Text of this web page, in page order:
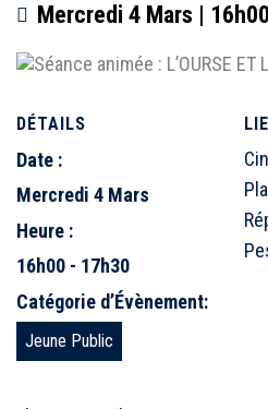
Mercredi 4 Mars | 16h00
DÉTAILS
Date :
Mercredi 4 Mars
Heure :
16h00 - 17h30
Catégorie d’Évènement:
Jeune Public